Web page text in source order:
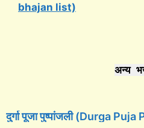
bhajan list)
अन्य
दुर्गा पूजा पुष्पांजली (Durga